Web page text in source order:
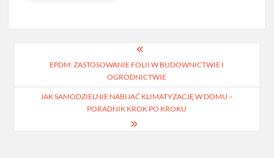
wpisuEPDM: ZASTOSOWANIE FOLII W BUDOWNICTWIE I
OGRODNICTWIE
JAK SAMODZIELNIE NABIJAĆ KLIMATYZACJĘ W DOMU –
PORADNIK KROK PO KROKU